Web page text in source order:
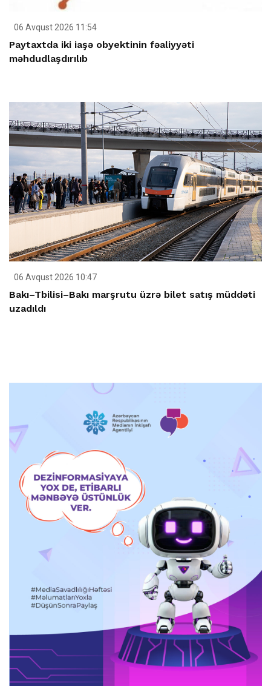
06 Avqust 2026 11:54
Paytaxtda iki iaşə obyektinin fəaliyyəti
məhdudlaşdırılıb
06 Avqust 2026 10:47
Bakı–Tbilisi–Bakı marşrutu üzrə bilet satış müddəti
uzadıldı